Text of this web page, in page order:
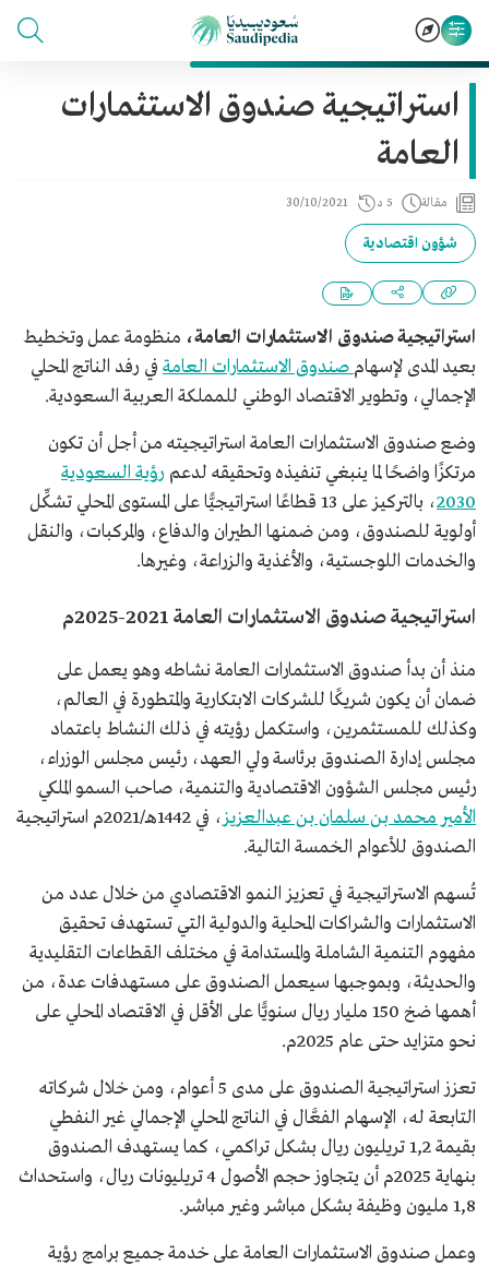
استراتيجية صندوق الاستثمارات
العامة
مقالة 5 د 30/10/2021
شؤون اقتصادية
استراتيجية صندوق الاستثمارات العامة، منظومة عمل وتخطيط
بعيد المدى لإسهام صندوق الاستثمارات العامة في رفد الناتج المحلي
الإجمالي، وتطوير الاقتصاد الوطني للمملكة العربية السعودية.
وضع صندوق الاستثمارات العامة استراتيجيته من أجل أن تكون
مرتكزًا واضحًا لما ينبغي تنفيذه وتحقيقه لدعم رؤية السعودية
2030
، بالتركيز على 13 قطاعًا استراتيجيًّا على المستوى المحلي تشكِّل
أولوية للصندوق، ومن ضمنها الطيران والدفاع، والمركبات، والنقل
والخدمات اللوجستية، والأغذية والزراعة، وغيرها.
استراتيجية صندوق الاستثمارات العامة 2021-2025م
منذ أن بدأ صندوق الاستثمارات العامة نشاطه وهو يعمل على
ضمان أن يكون شريكًا للشركات الابتكارية والمتطورة في العالم،
وكذلك للمستثمرين، واستكمل رؤيته في ذلك النشاط باعتماد
مجلس إدارة الصندوق برئاسة ولي العهد، رئيس مجلس الوزراء،
رئيس مجلس الشؤون الاقتصادية والتنمية، صاحب السمو الملكي
الأمير محمد بن سلمان بن عبدالعزيز
، في 1442هـ/2021م استراتيجية
الصندوق للأعوام الخمسة التالية.
تُسهم الاستراتيجية في تعزيز النمو الاقتصادي من خلال عدد من
الاستثمارات والشراكات المحلية والدولية التي تستهدف تحقيق
مفهوم التنمية الشاملة والمستدامة في مختلف القطاعات التقليدية
والحديثة، وبموجبها سيعمل الصندوق على مستهدفات عدة، من
أهمها ضخ 150 مليار ريال سنويًّا على الأقل في الاقتصاد المحلي على
نحو متزايد حتى عام 2025م.
تعزز استراتيجية الصندوق على مدى 5 أعوام، ومن خلال شركاته
التابعة له، الإسهام الفعَّال في الناتج المحلي الإجمالي غير النفطي
بقيمة 1,2 تريليون ريال بشكل تراكمي، كما يستهدف الصندوق
بنهاية 2025م أن يتجاوز حجم الأصول 4 تريليونات ريال، واستحداث
1,8 مليون وظيفة بشكل مباشر وغير مباشر.
وعمل صندوق الاستثمارات العامة على خدمة جميع برامج رؤية